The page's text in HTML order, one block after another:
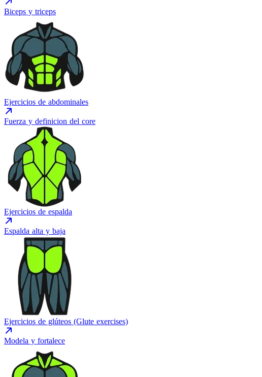
Biceps y triceps
Ejercicios de abdominales
Fuerza y definicion del core
Ejercicios de espalda
Espalda alta y baja
Ejercicios de glúteos (Glute exercises)
Modela y fortalece